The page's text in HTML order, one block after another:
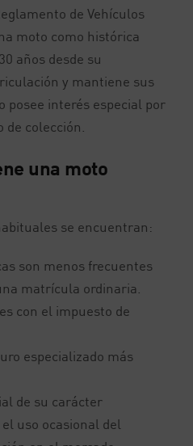
de Vehículos
moto como histórica
años desde su
y mantiene sus
posee interés especial por
colección.
una moto
se encuentran:
son menos frecuentes
matrícula ordinaria.
con el impuesto de
especializado más
de su carácter
uso ocasional del